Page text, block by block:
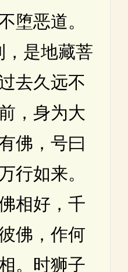
堕恶道。
是地藏菩
去久远不
，身为大
佛，号曰
行如来。
相好，千
佛，作何
。时狮子